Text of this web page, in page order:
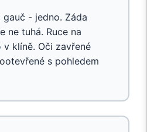
gauč - jedno. Záda
ne tuhá. Ruce na
v klíně. Oči zavřené
s pohledem